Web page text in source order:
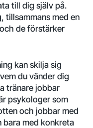
till dig själv på.
tillsammans med en
de förstärker
kan skilja sig
du vänder dig
tränare jobbar
psykologer som
och jobbar med
bara med konkreta